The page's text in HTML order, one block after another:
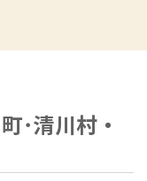
･清川村・